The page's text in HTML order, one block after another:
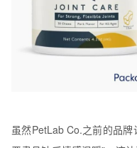
虽然PetLab Co.之前的品牌